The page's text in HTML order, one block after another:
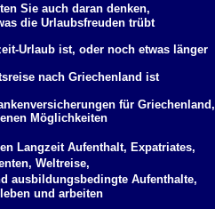
Sie auch daran denken,
die Urlaubsfreuden trübt
Urlaub ist, oder noch etwas länger
nach Griechenland ist
für Griechenland,
Möglichkeiten
Langzeit Aufenthalt, Expatriates,
Weltreise,
ausbildungsbedingte Aufenthalte,
und arbeiten